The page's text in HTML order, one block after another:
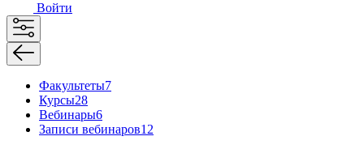
Войти
Факультеты7
Курсы28
Вебинары6
Записи вебинаров12